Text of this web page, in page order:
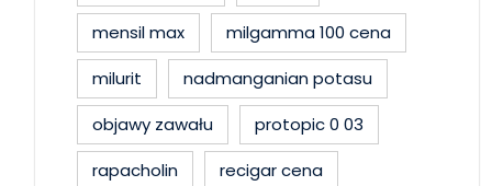
mensil max
milgamma 100 cena
milurit
nadmanganian potasu
objawy zawału
protopic 0 03
rapacholin
recigar cena